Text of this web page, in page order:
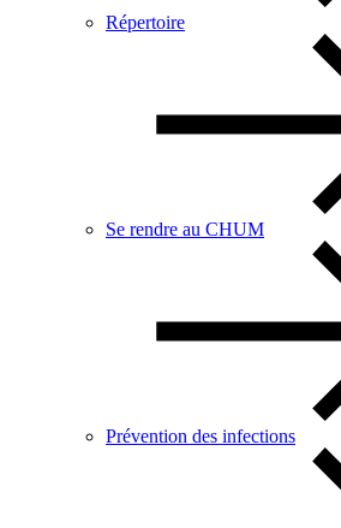
Répertoire
Se rendre au CHUM
Prévention des infections